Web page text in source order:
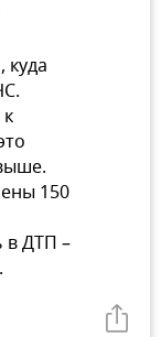
куда
150
в ДТП –